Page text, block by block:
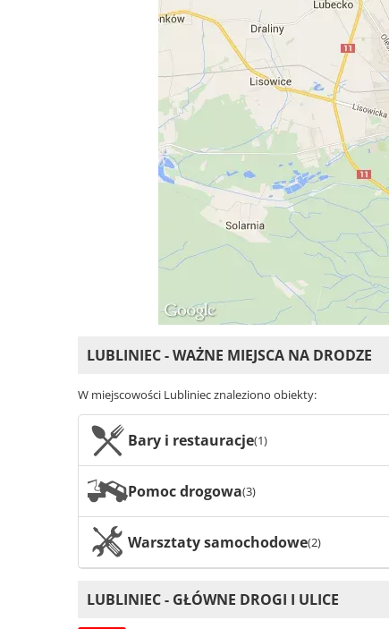
LUBLINIEC - WAŻNE MIEJSCA NA DRODZE
W miejscowości Lubliniec znaleziono obiekty:
Bary i restauracje(1)
Pomoc drogowa(3)
Warsztaty samochodowe(2)
LUBLINIEC - GŁÓWNE DROGI I ULICE